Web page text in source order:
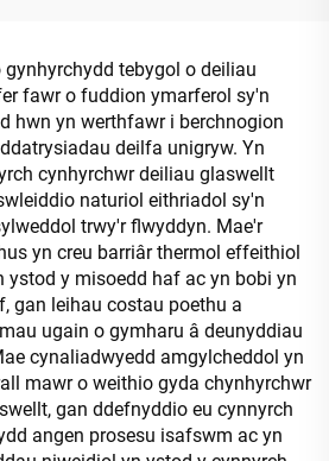
tebygol o deiliau
fawr o fuddion ymarferol sy'n
hwn yn werthfawr i berchnogion
deilfa unigryw. Yn
cynhyrchwr deiliau glaswellt
naturiol eithriadol sy'n
trwy'r flwyddyn. Mae'r
yn creu barriâr thermol effeithiol
ystod y misoedd haf ac yn bobi yn
gan leihau costau poethu a
ugain o gymharu â deunyddiau
cynaliadwyedd amgylcheddol yn
mawr o weithio gyda chynhyrchwr
gan ddefnyddio eu cynnyrch
angen prosesu isafswm ac yn